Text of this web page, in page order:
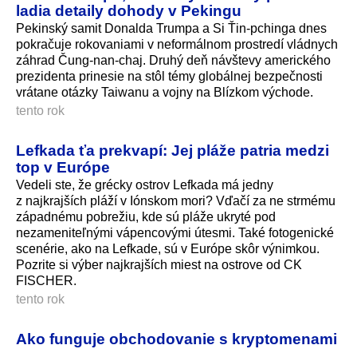
ladia detaily dohody v Pekingu
Pekinský samit Donalda Trumpa a Si Ťin-pchinga dnes
pokračuje rokovaniami v neformálnom prostredí vládnych
záhrad Čung-nan-chaj. Druhý deň návštevy amerického
prezidenta prinesie na stôl témy globálnej bezpečnosti
vrátane otázky Taiwanu a vojny na Blízkom východe.
tento rok
Lefkada ťa prekvapí: Jej pláže patria medzi
top v Európe
Vedeli ste, že grécky ostrov Lefkada má jedny
z najkrajších pláží v Iónskom mori? Vďačí za ne strmému
západnému pobrežiu, kde sú pláže ukryté pod
nezameniteľnými vápencovými útesmi. Také fotogenické
scenérie, ako na Lefkade, sú v Európe skôr výnimkou.
Pozrite si výber najkrajších miest na ostrove od CK
FISCHER.
tento rok
Ako funguje obchodovanie s kryptomenami